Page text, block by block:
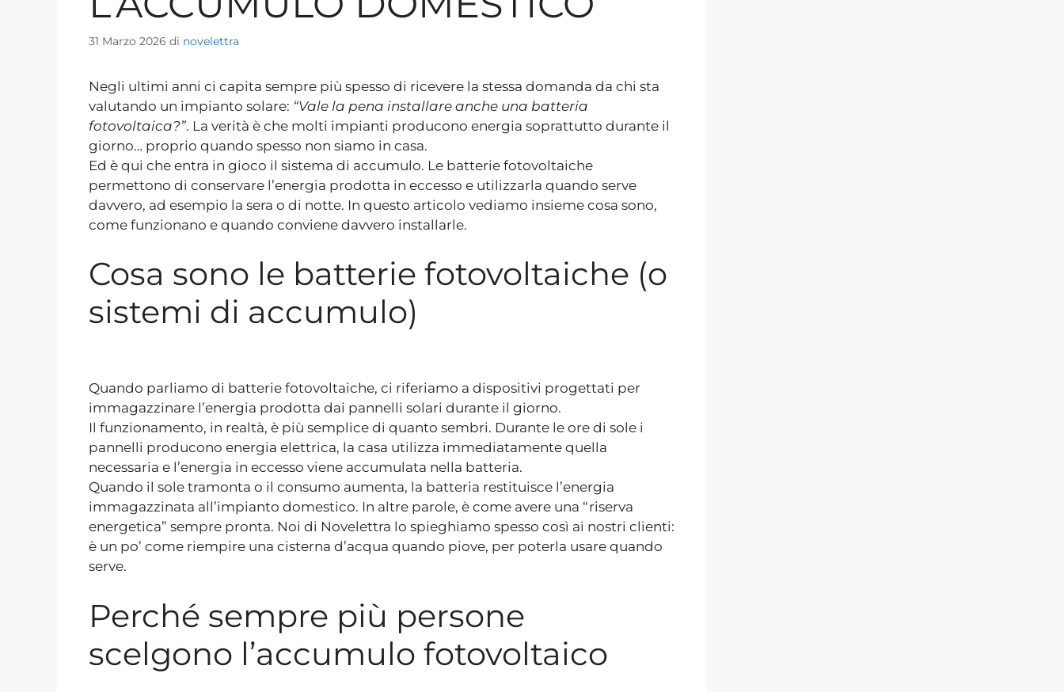
31 Marzo 2026 di novelettra
Negli ultimi anni ci capita sempre più spesso di ricevere la stessa domanda da chi sta
valutando un impianto solare: “Vale la pena installare anche una batteria
fotovoltaica?”. La verità è che molti impianti producono energia soprattutto durante il
giorno… proprio quando spesso non siamo in casa.
Ed è qui che entra in gioco il sistema di accumulo. Le batterie fotovoltaiche
permettono di conservare l’energia prodotta in eccesso e utilizzarla quando serve
davvero, ad esempio la sera o di notte. In questo articolo vediamo insieme cosa sono,
come funzionano e quando conviene davvero installarle.
Cosa sono le batterie fotovoltaiche (o
sistemi di accumulo)
Quando parliamo di batterie fotovoltaiche, ci riferiamo a dispositivi progettati per
immagazzinare l’energia prodotta dai pannelli solari durante il giorno.
Il funzionamento, in realtà, è più semplice di quanto sembri. Durante le ore di sole i
pannelli producono energia elettrica, la casa utilizza immediatamente quella
necessaria e l’energia in eccesso viene accumulata nella batteria.
Quando il sole tramonta o il consumo aumenta, la batteria restituisce l’energia
immagazzinata all’impianto domestico. In altre parole, è come avere una “riserva
energetica” sempre pronta. Noi di Novelettra lo spieghiamo spesso così ai nostri clienti:
è un po’ come riempire una cisterna d’acqua quando piove, per poterla usare quando
serve.
Perché sempre più persone
scelgono l’accumulo fotovoltaico